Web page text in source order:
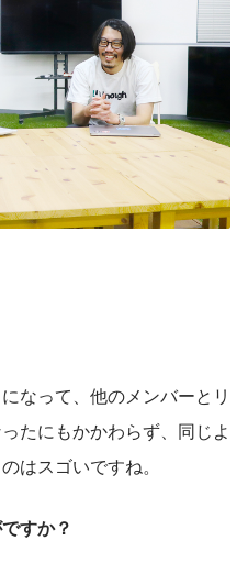
なって、他のメンバーとリ
たにもかかわらず、同じよ
はスゴいですね。
すか？